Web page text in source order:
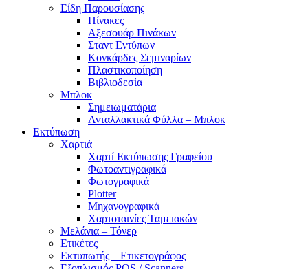
Είδη Παρουσίασης
Πίνακες
Αξεσουάρ Πινάκων
Σταντ Εντύπων
Κονκάρδες Σεμιναρίων
Πλαστικοποίηση
Βιβλιοδεσία
Μπλοκ
Σημειωματάρια
Ανταλλακτικά Φύλλα – Μπλοκ
Εκτύπωση
Χαρτιά
Χαρτί Εκτύπωσης Γραφείου
Φωτοαντιγραφικά
Φωτογραφικά
Plotter
Μηχανογραφικά
Χαρτοταινίες Ταμειακών
Μελάνια – Τόνερ
Ετικέτες
Εκτυπωτής – Ετικετογράφος